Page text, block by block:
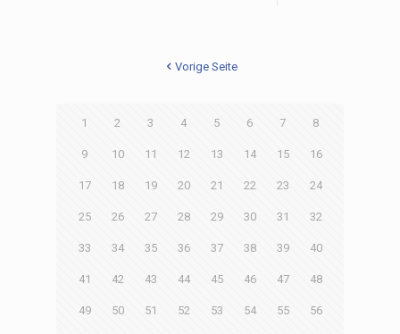
Vorige Seite
1 2 3 4 5 6 7 8
9 10 11 12 13 14 15 16
17 18 19 20 21 22 23 24
25 26 27 28 29 30 31 32
33 34 35 36 37 38 39 40
41 42 43 44 45 46 47 48
49 50 51 52 53 54 55 56